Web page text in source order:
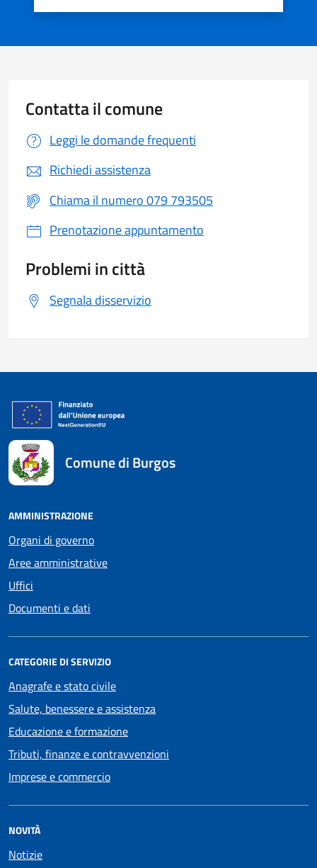
Contatta il comune
Leggi le domande frequenti
Richiedi assistenza
Chiama il numero 079 793505
Prenotazione appuntamento
Problemi in città
Segnala disservizio
Comune di Burgos
AMMINISTRAZIONE
Organi di governo
Aree amministrative
Uffici
Documenti e dati
CATEGORIE DI SERVIZIO
Anagrafe e stato civile
Salute, benessere e assistenza
Educazione e formazione
Tributi, finanze e contravvenzioni
Imprese e commercio
NOVITÀ
Notizie